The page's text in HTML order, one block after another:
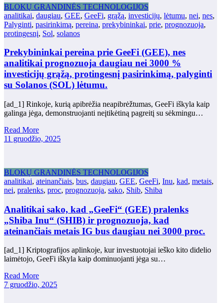
BLOKŲ GRANDINĖS TECHNOLOGIJOS
analitikai, daugiau, GEE, GeeFi, grąžą, investicijų, lėtumu, nei, nes,
Palyginti, pasirinkimą, pereina, prekybininkai, prie, prognozuoja,
protingesnį, Sol, solanos
Prekybininkai pereina prie GeeFi (GEE), nes
analitikai prognozuoja daugiau nei 3000 %
investicijų grąžą, protingesnį pasirinkimą, palyginti
su Solanos (SOL) lėtumu.
[ad_1] Rinkoje, kurią apibrėžia neapibrėžtumas, GeeFi iškyla kaip
galinga jėga, demonstruojanti neįtikėtiną pagreitį su sėkmingu…
Read More
11 gruodžio, 2025
BLOKŲ GRANDINĖS TECHNOLOGIJOS
analitikai, ateinančiais, bus, daugiau, GEE, GeeFi, Inu, kad, metais,
nei, pralenks, proc, prognozuoja, sako, Shib, Shiba
Analitikai sako, kad „GeeFi“ (GEE) pralenks
„Shiba Inu“ (SHIB) ir prognozuoja, kad
ateinančiais metais IG bus daugiau nei 3000 proc.
[ad_1] Kriptografijos aplinkoje, kur investuotojai ieško kito didelio
laimėtojo, GeeFi iškyla kaip dominuojanti jėga su…
Read More
7 gruodžio, 2025